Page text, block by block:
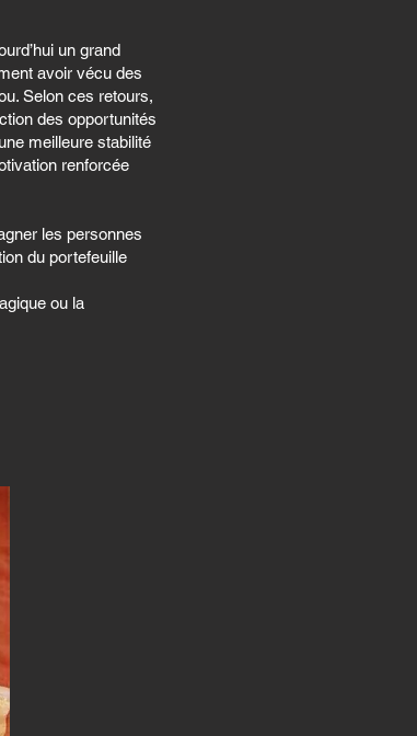
un grand
avoir vécu des
Selon ces retours,
des opportunités
meilleure stabilité
renforcée
les personnes
du portefeuille
ou la